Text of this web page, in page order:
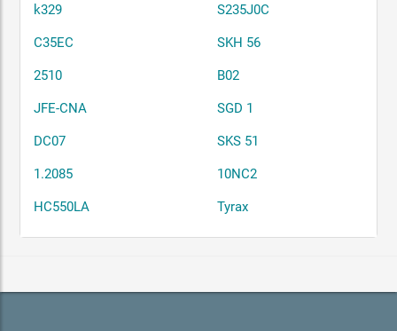
k329 S235J0C
C35EC SKH 56
2510 B02
JFE-CNA SGD 1
DC07 SKS 51
1.2085 10NC2
HC550LA Tyrax